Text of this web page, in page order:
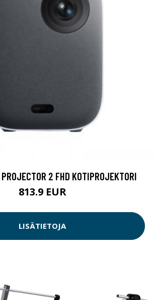
2 FHD KOTIPROJEKTORI
813.9 EUR
LISÄTIETOJA